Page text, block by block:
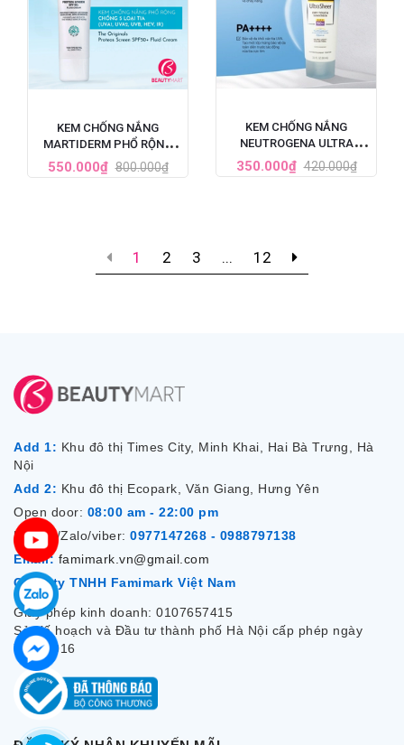
KEM CHỐNG NẮNG
MARTIDERM PHỔ RỘNG
BẢO VỆ TOÀN DIỆN SPF50+
550.000₫ 800.000₫
KEM CHỐNG NẮNG
NEUTROGENA ULTRA
SHEER SPF 50 88ML
350.000₫ 420.000₫
1 2 3 ... 12
Add 1: Khu đô thị Times City, Minh Khai, Hai Bà Trưng, Hà
Nội
Add 2: Khu đô thị Ecopark, Văn Giang, Hưng Yên
Open door: 08:00 am - 22:00 pm
Hotline/Zalo/viber: 0977147268 - 0988797138
Email: famimark.vn@gmail.com
Công ty TNHH Famimark Việt Nam
Giấy phép kinh doanh: 0107657415
Sở Kế hoạch và Đầu tư thành phố Hà Nội cấp phép ngày
7/12/2016